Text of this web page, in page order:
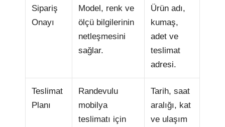
Sipariş
Onayı
Model, renk ve
ölçü bilgilerinin
netleşmesini
sağlar.
Ürün adı,
kumaş,
adet ve
teslimat
adresi.
Teslimat
Planı
Randevulu
mobilya
teslimatı için
Tarih, saat
aralığı, kat
ve ulaşım